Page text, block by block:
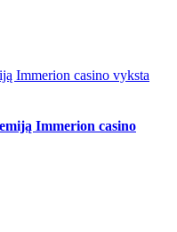
Immerion casino vyksta
Immerion casino